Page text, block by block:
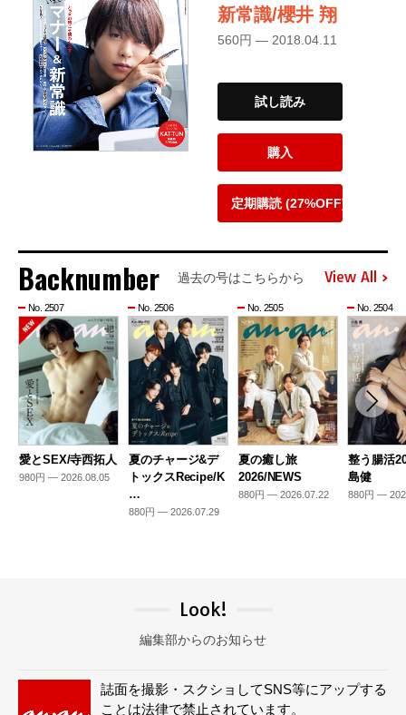
新常識/櫻井 翔
560円 — 2018.04.11
試し読み
購入
定期購読 (27%OFF)
Backnumber 過去の号はこちらから View All
No. 2507
愛とSEX/寺西拓人
980円 — 2026.08.05
No. 2506
夏のチャージ&デ
トックスRecipe/K
…
880円 — 2026.07.29
No. 2505
夏の癒し旅
2026/NEWS
880円 — 2026.07.22
No. 2504
整う腸活
島健
880円 —
Look!
編集部からのお知らせ
誌面を撮影・スクショしてSNS等にアップする
ことは法律で禁止されています。